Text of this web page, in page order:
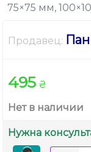
75×75 мм,
Продавец:
495 ₴
Нет в наличии
Нужна